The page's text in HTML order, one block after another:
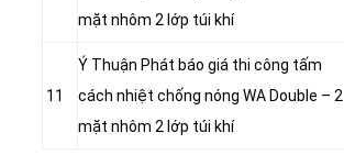
mặt nhôm 2 lớp túi khí
11
Ý Thuận Phát báo giá thi công tấm
cách nhiệt chống nóng WA Double – 2
mặt nhôm 2 lớp túi khí